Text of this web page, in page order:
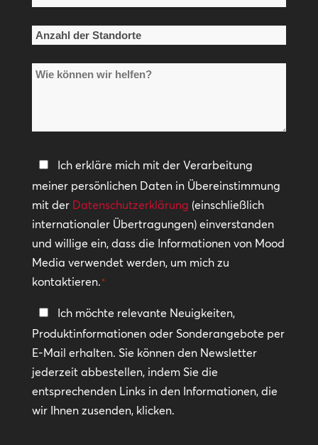
*
Anzahl
Standorte
Wie
helfen?
Datenschutzerklärung
*
Ich erkläre mich mit der Verarbeitung
meiner persönlichen Daten in Übereinstimmung
mit der Datenschutzerklärung (einschließlich
internationaler Übertragungen) einverstanden
und willige ein, dass die Informationen von Mood
Media verwendet werden, um mich zu
kontaktieren.*
In
Kontakt
bleiben
Ich möchte relevante Neuigkeiten,
Produktinformationen oder Sonderangebote per
E-Mail erhalten. Sie können den Newsletter
jederzeit abbestellen, indem Sie die
entsprechenden Links in den Informationen, die
wir Ihnen zusenden, klicken.